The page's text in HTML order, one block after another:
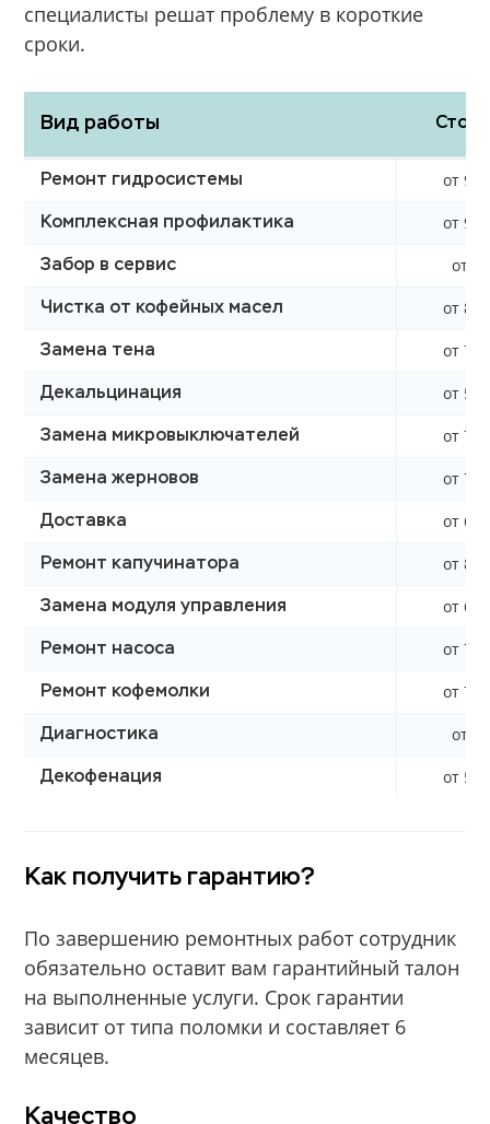
специалисты решат проблему в короткие
сроки.
Вид работы
Ремонт гидросистемы от
Комплексная профилактика от
Забор в сервис от 0
Чистка от кофейных масел от
Замена тена от
Декальцинация от
Замена микровыключателей от
Замена жерновов от
Доставка от
Ремонт капучинатора от
Замена модуля управления от
Ремонт насоса от
Ремонт кофемолки от
Диагностика от 0
Декофенация от
Как получить гарантию?
По завершению ремонтных работ сотрудник
обязательно оставит вам гарантийный талон
на выполненные услуги. Срок гарантии
зависит от типа поломки и составляет 6
месяцев.
Качество